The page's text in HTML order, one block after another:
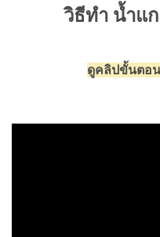
วิธีทำ น้ำแ
ดูคลิปขั้นตอ